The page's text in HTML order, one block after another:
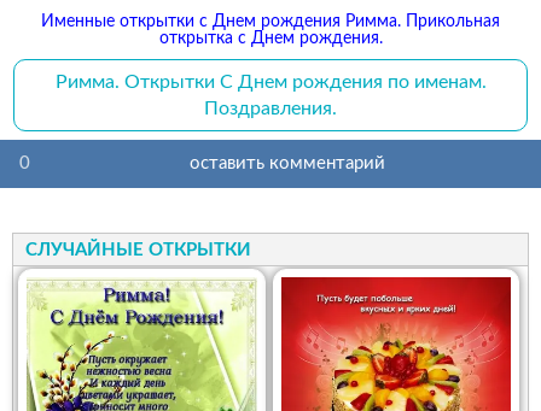
Именные открытки с Днем рождения Римма. Прикольная
открытка с Днем рождения.
Римма. Открытки С Днем рождения по именам.
Поздравления.
0 оставить комментарий
СЛУЧАЙНЫЕ ОТКРЫТКИ